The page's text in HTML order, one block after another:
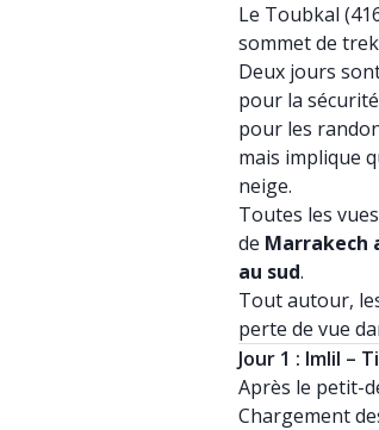
Le Toubkal
sommet de
Deux jours
pour la
pour les
mais implique
neige.
Toutes les
de Marrakech
au sud.
Tout autour,
perte de vue
Jour 1 : Imlil –
Après le petit-
Chargement